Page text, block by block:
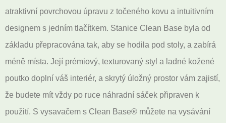
atraktivní povrchovou úpravu z točeného kovu a intuitivním
designem s jedním tlačítkem. Stanice Clean Base byla od
základu přepracována tak, aby se hodila pod stoly, a zabírá
méně místa. Její prémiový, texturovaný styl a ladné kožené
poutko doplní váš interiér, a skrytý úložný prostor vám zajistí,
že budete mít vždy po ruce náhradní sáček připraven k
použití. S vysavačem s Clean Base® můžete na vysávání